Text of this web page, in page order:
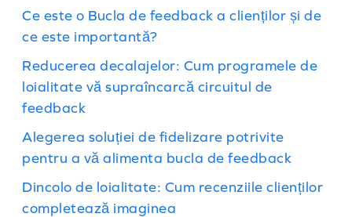
Ce este o Bucla de feedback a clienților și de
ce este importantă?
Reducerea decalajelor: Cum programele de
loialitate vă supraîncarcă circuitul de
feedback
Alegerea soluției de fidelizare potrivite
pentru a vă alimenta bucla de feedback
Dincolo de loialitate: Cum recenziile clienților
completează imaginea